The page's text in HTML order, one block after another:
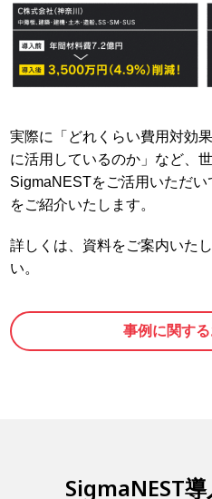
実際に「どれくらい費用対効
に活用しているのか」など、
SigmaNESTをご活用いただ
をご紹介いたします。
詳しくは、資料をご案内いた
い。
事例に関す
SigmaNEST